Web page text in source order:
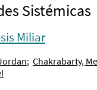
Sistémicas
Miliar
; Chakrabarty,